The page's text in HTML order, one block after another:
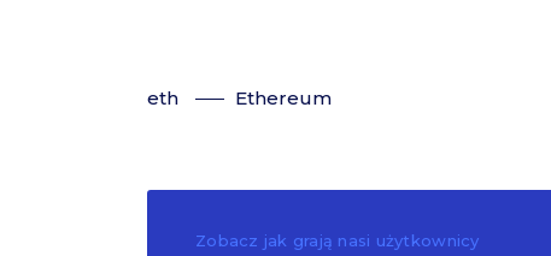
eth Ethereum
Zobacz jak grają nasi użytkownicy